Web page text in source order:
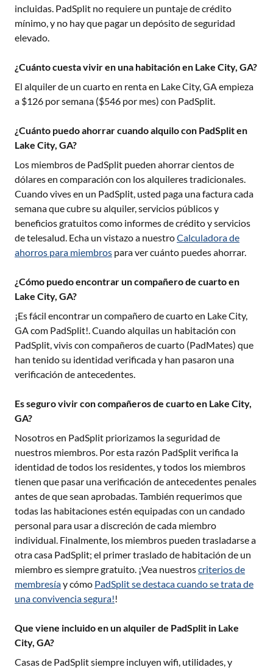
incluidas. PadSplit no requiere un puntaje de crédito
mínimo, y no hay que pagar un depósito de seguridad
elevado.
¿Cuánto cuesta vivir en una habitación en Lake City, GA?
El alquiler de un cuarto en renta en Lake City, GAempieza
a $126 por semana ($546 por mes) con PadSplit.
¿Cuánto puedo ahorrar cuando alquilo con PadSplit en
Lake City, GA?
Los miembros de PadSplit pueden ahorrar cientos de
dólares en comparación con los alquileres tradicionales.
Cuando vives en un PadSplit, usted paga una factura cada
semana que cubre su alquiler, servicios públicos y
beneficios gratuitos como informes de crédito y servicios
de telesalud. Echa un vistazo a nuestroCalculadora de
ahorros para miembros para ver cuánto puedes ahorrar.
¿Cómo puedo encontrar un compañero de cuarto en
Lake City, GA?
¡Es fácil encontrar un compañero de cuarto en Lake City,
GAcom PadSplit!. Cuando alquilas un habitación con
PadSplit, vivis con compañeros de cuarto (PadMates) que
han tenido su identidad verificada y han pasaron una
verificación de antecedentes.
Es seguro vivir con compañeros de cuarto en Lake City,
GA?
Nosotros en PadSplit priorizamos la seguridad de
nuestros miembros. Por esta razón PadSplit verifica la
identidad de todos los residentes, y todos los miembros
tienen que pasar una verificación de antecedentes penales
antes de que sean aprobadas. También requerimos que
todas las habitaciones estén equipadas con un candado
personal para usar a discreción de cada miembro
individual. Finalmente, los miembros pueden trasladarse a
otra casa PadSplit; el primer traslado de habitación de un
miembro es siempre gratuito. ¡Vea nuestroscriterios de
membresíay cómo PadSplit se destaca cuando se trata de
una convivencia segura!!
Que viene incluido en un alquiler de PadSplit in Lake
City, GA?
Casas de PadSplit siempre incluyen wifi, utilidades, y